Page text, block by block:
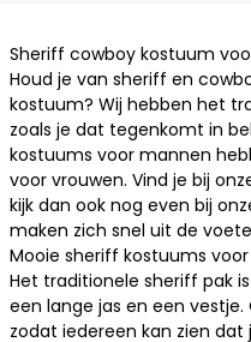
Sheriff cowboy kostuum
Houd je van sheriff en
kostuum? Wij hebben het
zoals je dat tegenkomt in
kostuums voor mannen
voor vrouwen. Vind je bij
kijk dan ook nog even bij
maken zich snel uit de
Mooie sheriff kostuums
Het traditionele sheriff pak
een lange jas en een vestje.
zodat iedereen kan zien